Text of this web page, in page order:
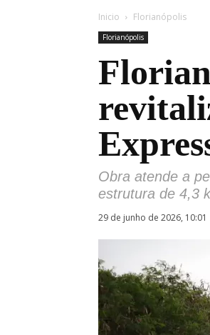
Inicio Florianópolis
Florianópolis
Obra atende a
estrutura de 4,3
29 de junho de 2026, 10:01